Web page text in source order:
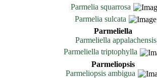
Parmelia squarrosa
Parmelia sulcata
Parmeliella
Parmeliella appalachensis
Parmeliella triptophylla
Parmeliopsis
Parmeliopsis ambigua